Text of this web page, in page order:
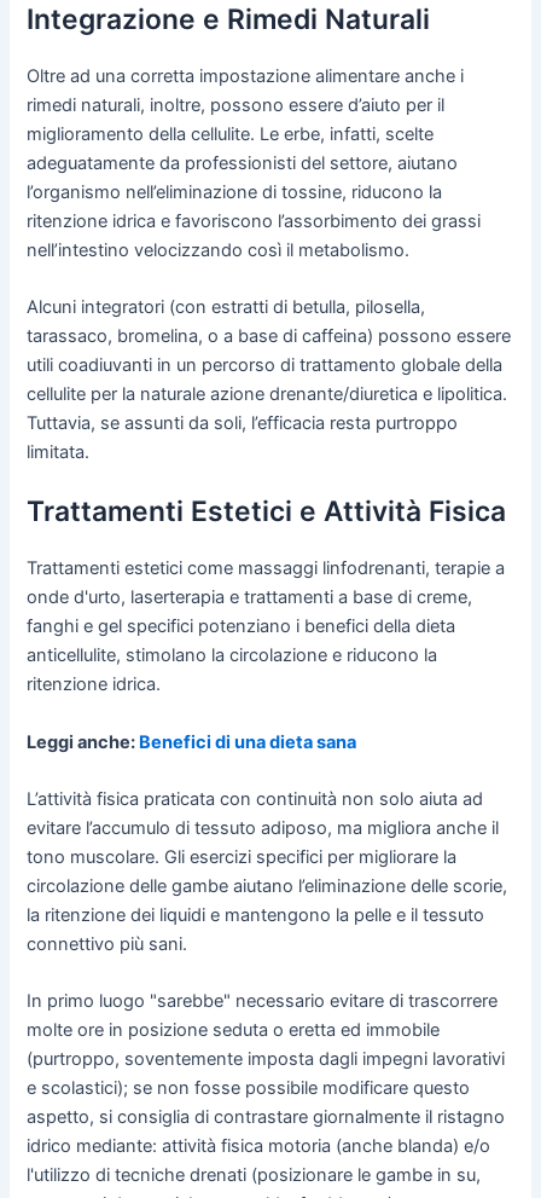
Integrazione e Rimedi Naturali
Oltre ad una corretta impostazione alimentare anche i
rimedi naturali, inoltre, possono essere d’aiuto per il
miglioramento della cellulite. Le erbe, infatti, scelte
adeguatamente da professionisti del settore, aiutano
l’organismo nell’eliminazione di tossine, riducono la
ritenzione idrica e favoriscono l’assorbimento dei grassi
nell’intestino velocizzando così il metabolismo.
Alcuni integratori (con estratti di betulla, pilosella,
tarassaco, bromelina, o a base di caffeina) possono essere
utili coadiuvanti in un percorso di trattamento globale della
cellulite per la naturale azione drenante/diuretica e lipolitica.
Tuttavia, se assunti da soli, l’efficacia resta purtroppo
limitata.
Trattamenti Estetici e Attività Fisica
Trattamenti estetici come massaggi linfodrenanti, terapie a
onde d'urto, laserterapia e trattamenti a base di creme,
fanghi e gel specifici potenziano i benefici della dieta
anticellulite, stimolano la circolazione e riducono la
ritenzione idrica.
Leggi anche: Benefici di una dieta sana
L’attività fisica praticata con continuità non solo aiuta ad
evitare l’accumulo di tessuto adiposo, ma migliora anche il
tono muscolare. Gli esercizi specifici per migliorare la
circolazione delle gambe aiutano l’eliminazione delle scorie,
la ritenzione dei liquidi e mantengono la pelle e il tessuto
connettivo più sani.
In primo luogo "sarebbe" necessario evitare di trascorrere
molte ore in posizione seduta o eretta ed immobile
(purtroppo, soventemente imposta dagli impegni lavorativi
e scolastici); se non fosse possibile modificare questo
aspetto, si consiglia di contrastare giornalmente il ristagno
idrico mediante: attività fisica motoria (anche blanda) e/o
l'utilizzo di tecniche drenati (posizionare le gambe in su,